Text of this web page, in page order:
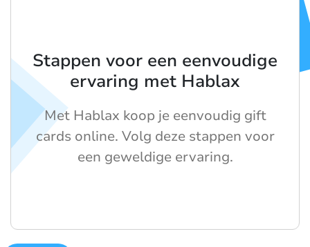
Stappen voor een eenvoudige
ervaring met Hablax
Met Hablax koop je eenvoudig gift
cards online. Volg deze stappen voor
een geweldige ervaring.